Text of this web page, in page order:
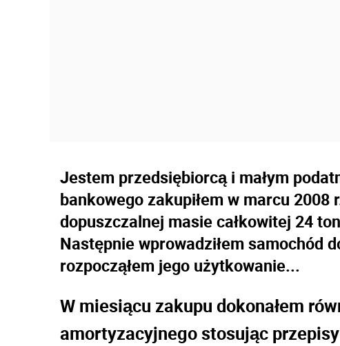
Jestem przedsiębiorcą i małym
bankowego zakupiłem w marcu
dopuszczalnej masie całkowitej 24
Następnie wprowadziłem samochód
rozpocząłem jego użytkowanie...
W miesiącu zakupu dokonałem
amortyzacyjnego stosując